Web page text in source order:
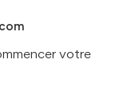
votre